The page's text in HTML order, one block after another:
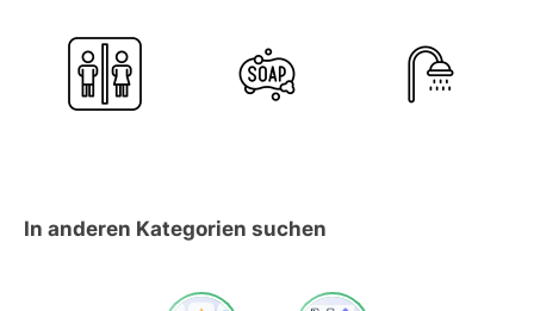
In anderen Kategorien suchen